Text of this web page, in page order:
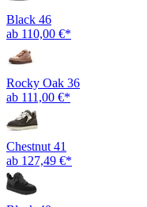
Black 46
ab 110,00 €*
Rocky Oak 36
ab 111,00 €*
Chestnut 41
ab 127,49 €*